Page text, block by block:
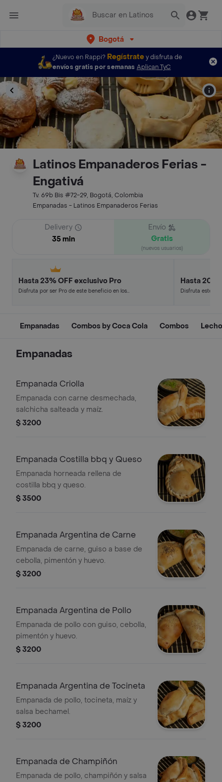
Bogotá
¿Nuevo en Rappi? Regístratey disfruta de
envíos gratis por semanas Aplican TyC
Latinos Empanaderos Ferias -
Engativá
Tv. 69b Bis #72-29, Bogotá, Colombia
Empanadas - Latinos Empanaderos Ferias
Delivery
35 min
Envío
Gratis
(nuevos usuarios)
Hasta 23% OFF exclusivo Pro
Disfruta por ser Pro de este beneficio en los
Hasta 20%
Disfruta este
Empanadas Combos by Coca Cola Combos
Empanadas
Empanada Criolla
Empanada con carne desmechada,
salchicha salteada y maíz.
$ 3200
Empanada Costilla bbq y Queso
Empanada horneada rellena de
costilla bbq y queso.
$ 3500
Empanada Argentina de Carne
Empanada de carne, guiso a base de
cebolla, pimentón y huevo.
$ 3200
Empanada Argentina de Pollo
Empanada de pollo con guiso, cebolla,
pimentón y huevo.
$ 3200
Empanada Argentina de Tocineta
Empanada de pollo, tocineta, maíz y
salsa bechamel.
$ 3200
Empanada de Champiñón
Empanada de pollo, champiñón y salsa